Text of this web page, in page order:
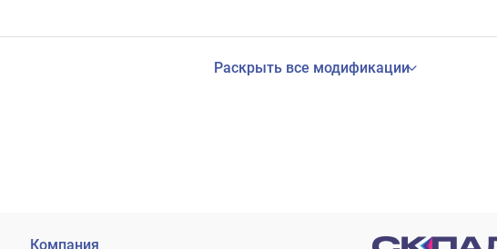
Раскрыть все модификации
Компания